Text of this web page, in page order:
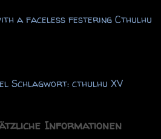
a faceless festering Cthulhu
Schlagwort: cthulhu XV
Informationen